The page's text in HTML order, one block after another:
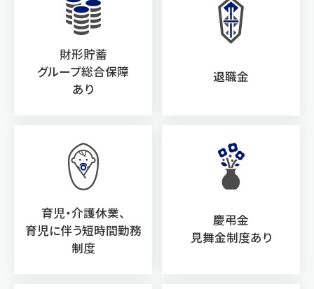
財形貯蓄
グループ総合保障
あり
退職金
育児・介護休業、
育児に伴う短時間勤務
制度
慶弔金
見舞金制度あり